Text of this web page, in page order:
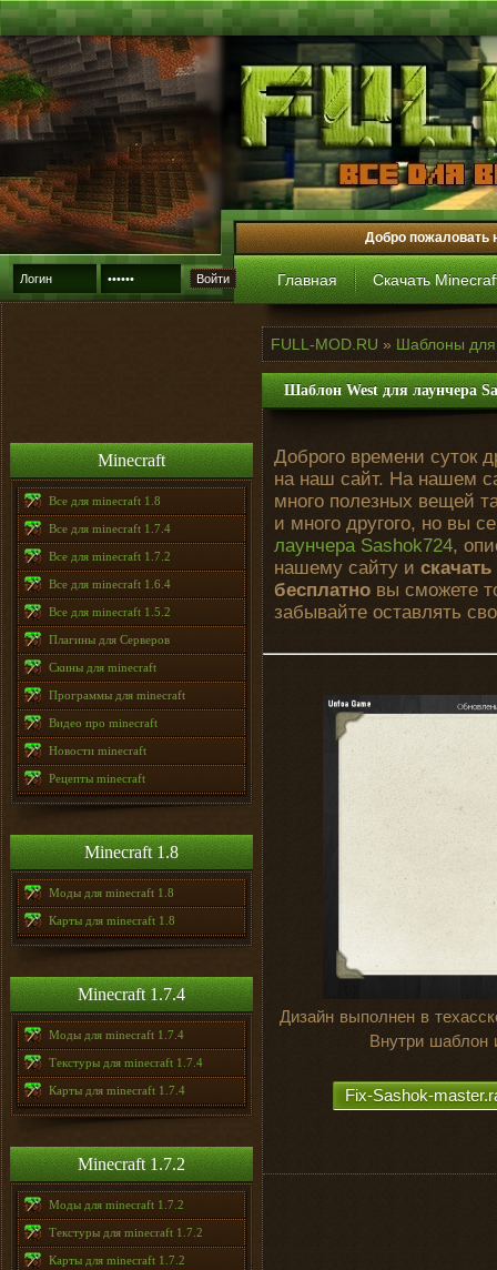
Войти
Добро пожаловать
Главная Скачать
Minecraft
Все для minecraft 1.8
Все для minecraft 1.7.4
Все для minecraft 1.7.2
Все для minecraft 1.6.4
Все для minecraft 1.5.2
Плагины для Серверов
Скины для minecraft
Программы для minecraft
Видео про minecraft
Новости minecraft
Рецепты minecraft
Minecraft 1.8
Моды для minecraft 1.8
Карты для minecraft 1.8
Minecraft 1.7.4
Моды для minecraft 1.7.4
Текстуры для minecraft 1.7.4
Карты для minecraft 1.7.4
Minecraft 1.7.2
Моды для minecraft 1.7.2
Текстуры для minecraft 1.7.2
Карты для minecraft 1.7.2
FULL-MOD.RU » Шаблоны для
Шаблон West для лаунчера
Доброго времени суток
на наш сайт. На нашем
много полезных вещей
и много другого, но вы
лаунчера Sashok724,
нашему сайту и скачать
бесплатно вы сможете
забывайте оставлять
Дизайн выполнен в
Внутри шаблон
Fix-Sashok-